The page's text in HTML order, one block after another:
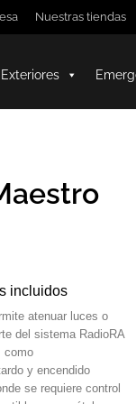
Nuestras tiendas
incluidos
atenuar luces o
del sistema RadioRA
como
y encendido
se requiere control